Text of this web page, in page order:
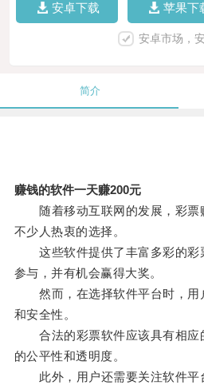
安卓下载 苹果下
安卓市场，
简介
赚钱的软件一天赚200元
随着移动互联网的发展，彩票
不少人热衷的选择。
这些软件提供了丰富多彩的彩
参与，并有机会赢得大奖。
然而，在选择软件平台时，用
和安全性。
合法的彩票软件应该具有相应
的公平性和透明度。
此外，用户还需要关注软件平